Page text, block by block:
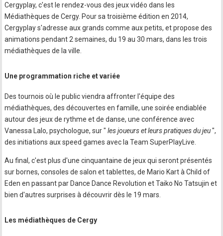
Cergyplay, c'est le rendez-vous des jeux vidéo dans les
Médiathèques de Cergy. Pour sa troisième édition en 2014,
Cergyplay s'adresse aux grands comme aux petits, et propose des
animations pendant 2 semaines, du 19 au 30 mars, dans les trois
médiathèques de la ville.
Une programmation riche et variée
Des tournois où le public viendra affronter l'équipe des
médiathèques, des découvertes en famille, une soirée endiablée
autour des jeux de rythme et de danse, une conférence avec
Vanessa Lalo, psychologue, sur " les joueurs et leurs pratiques du jeu",
des initiations aux speed games avec la Team SuperPlayLive.
Au final, c'est plus d'une cinquantaine de jeux qui seront présentés
sur bornes, consoles de salon et tablettes, de Mario Kart à Child of
Eden en passant par Dance Dance Revolution et Taiko No Tatsujin et
bien d'autres surprises à découvrir dès le 19 mars.
Les médiathèques de Cergy